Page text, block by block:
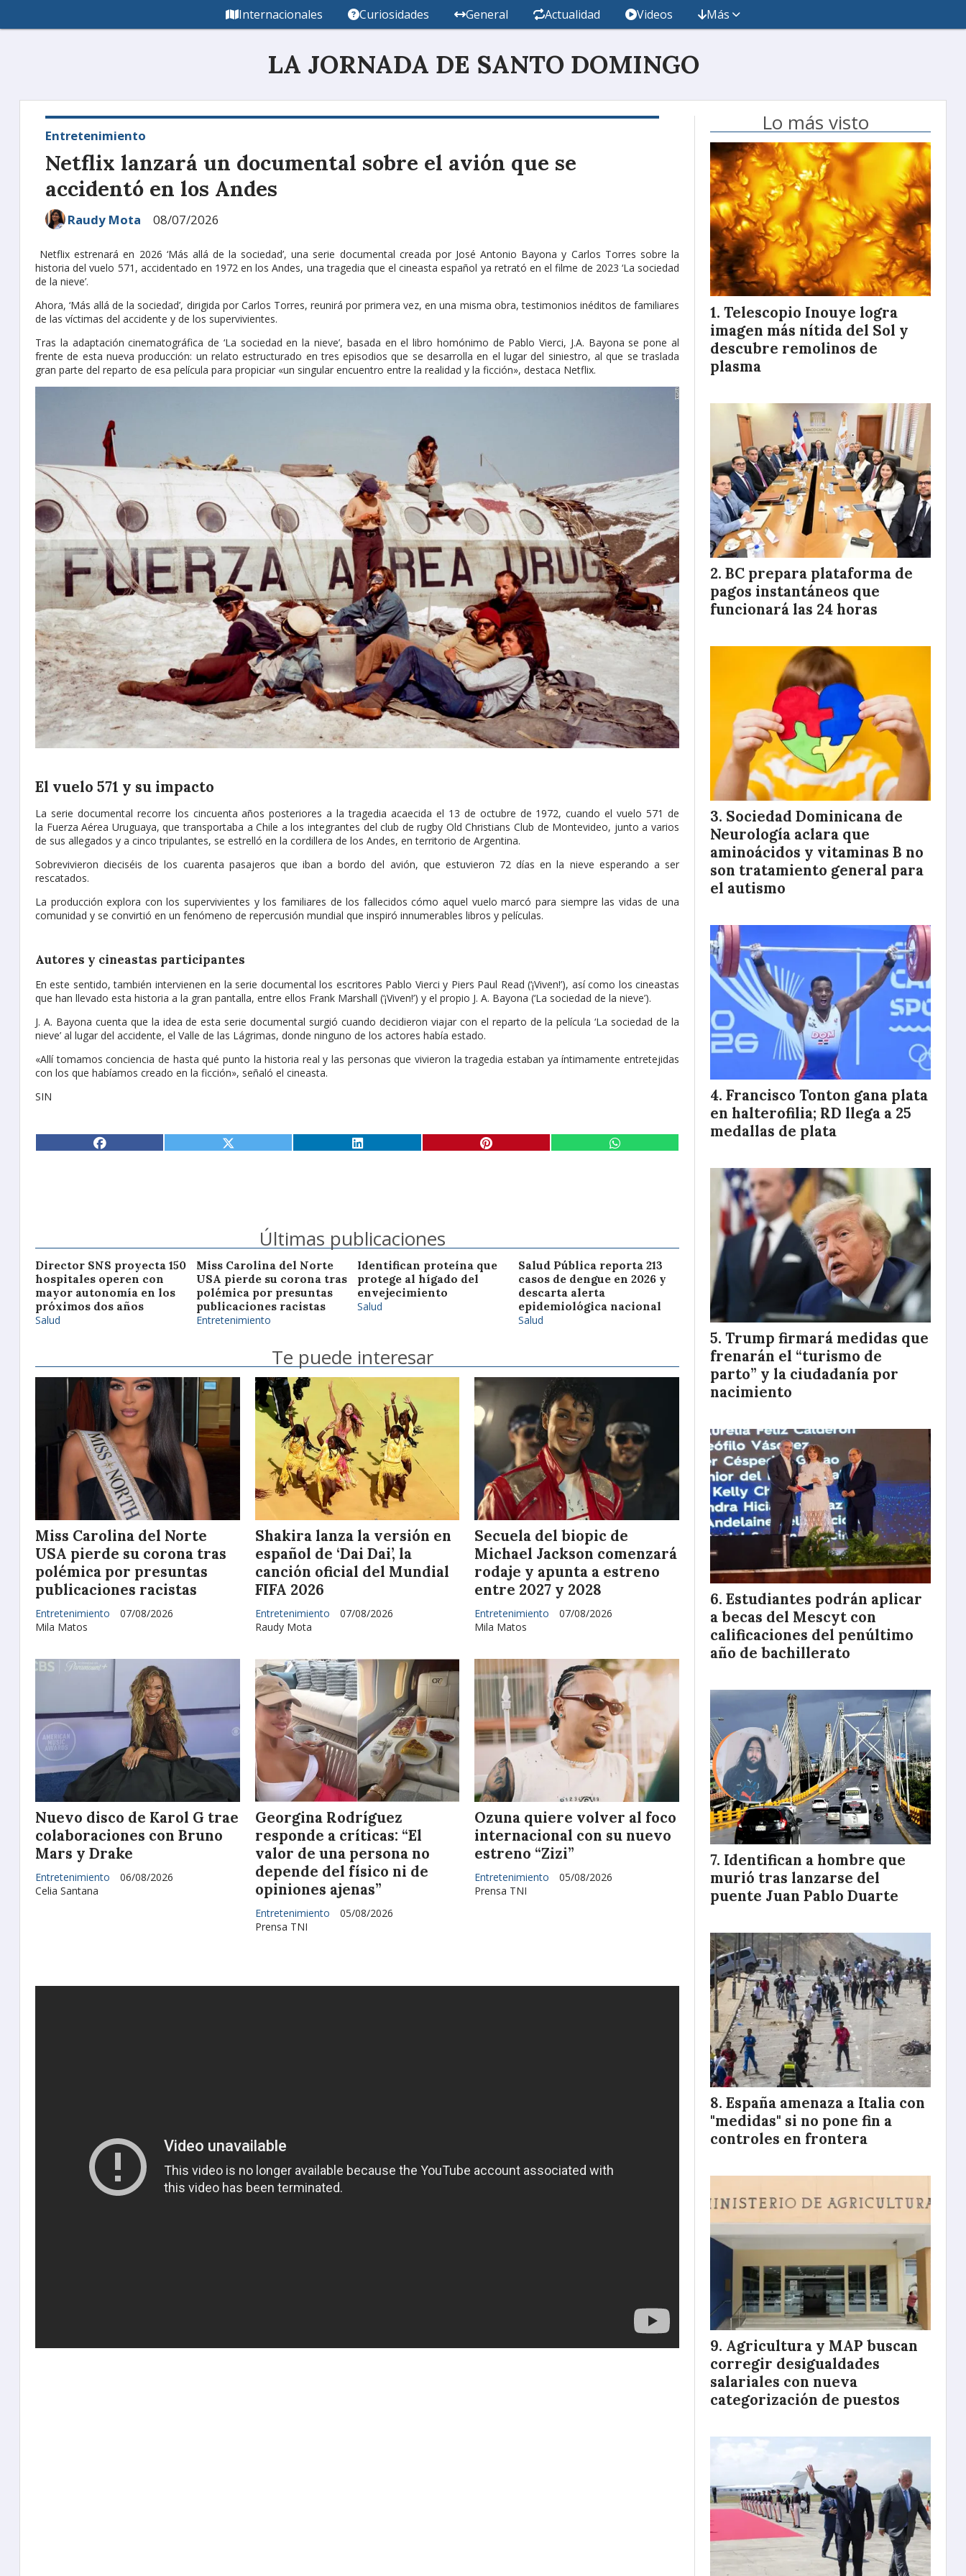
LA JORNADA DE SANTO DOMINGO
Internacionales Curiosidades General Actualidad Videos Más
Netflix lanzará un documental sobre el avión que se
accidentó en los Andes
Entretenimiento
08/07/2026
Raudy Mota
Netflix estrenará en 2026 ‘Más allá de la sociedad’, una serie documental creada por José Antonio Bayona y Carlos Torres sobre la
historia del vuelo 571, accidentado en 1972 en los Andes, una tragedia que el cineasta español ya retrató en el filme de 2023 ‘La sociedad
de la nieve’.
Ahora, ‘Más allá de la sociedad’, dirigida por Carlos Torres, reunirá por primera vez, en una misma obra, testimonios inéditos de familiares
de las víctimas del accidente y de los supervivientes.
Tras la adaptación cinematográfica de ‘La sociedad en la nieve’, basada en el libro homónimo de Pablo Vierci, J.A. Bayona se pone al
frente de esta nueva producción: un relato estructurado en tres episodios que se desarrolla en el lugar del siniestro, al que se traslada
gran parte del reparto de esa película para propiciar «un singular encuentro entre la realidad y la ficción», destaca Netflix.
El vuelo 571 y su impacto
La serie documental recorre los cincuenta años posteriores a la tragedia acaecida el 13 de octubre de 1972, cuando el vuelo 571 de
la Fuerza Aérea Uruguaya, que transportaba a Chile a los integrantes del club de rugby Old Christians Club de Montevideo, junto a varios
de sus allegados y a cinco tripulantes, se estrelló en la cordillera de los Andes, en territorio de Argentina.
Sobrevivieron dieciséis de los cuarenta pasajeros que iban a bordo del avión, que estuvieron 72 días en la nieve esperando a ser
rescatados.
La producción explora con los supervivientes y los familiares de los fallecidos cómo aquel vuelo marcó para siempre las vidas de una
comunidad y se convirtió en un fenómeno de repercusión mundial que inspiró innumerables libros y películas.
Autores y cineastas participantes
En este sentido, también intervienen en la serie documental los escritores Pablo Vierci y Piers Paul Read (‘¡Viven!’), así como los cineastas
que han llevado esta historia a la gran pantalla, entre ellos Frank Marshall (‘¡Viven!’) y el propio J. A. Bayona (‘La sociedad de la nieve’).
J. A. Bayona cuenta que la idea de esta serie documental surgió cuando decidieron viajar con el reparto de la película ‘La sociedad de la
nieve’ al lugar del accidente, el Valle de las Lágrimas, donde ninguno de los actores había estado.
«Allí tomamos conciencia de hasta qué punto la historia real y las personas que vivieron la tragedia estaban ya íntimamente entretejidas
con los que habíamos creado en la ficción», señaló el cineasta.
SIN
Últimas publicaciones
Director SNS proyecta 150
hospitales operen con
mayor autonomía en los
próximos dos años
Salud
Miss Carolina del Norte
USA pierde su corona tras
polémica por presuntas
publicaciones racistas
Entretenimiento
Identifican proteína que
protege al hígado del
envejecimiento
Salud
Salud Pública reporta 213
casos de dengue en 2026 y
descarta alerta
epidemiológica nacional
Salud
Te puede interesar
Miss Carolina del Norte
USA pierde su corona tras
polémica por presuntas
publicaciones racistas
Mila Matos
Entretenimiento 07/08/2026
Shakira lanza la versión en
español de ‘Dai Dai’, la
canción oficial del Mundial
FIFA 2026
Raudy Mota
Entretenimiento 07/08/2026
Secuela del biopic de
Michael Jackson comenzará
rodaje y apunta a estreno
entre 2027 y 2028
Mila Matos
Entretenimiento 07/08/2026
Nuevo disco de Karol G trae
colaboraciones con Bruno
Mars y Drake
Celia Santana
Entretenimiento 06/08/2026
Georgina Rodríguez
responde a críticas: “El
valor de una persona no
depende del físico ni de
opiniones ajenas”
Prensa TNI
Entretenimiento 05/08/2026
Ozuna quiere volver al foco
internacional con su nuevo
estreno “Zizi”
Prensa TNI
Entretenimiento 05/08/2026
Lo más visto
Telescopio Inouye logra
imagen más nítida del Sol y
descubre remolinos de
plasma
BC prepara plataforma de
pagos instantáneos que
funcionará las 24 horas
Sociedad Dominicana de
Neurología aclara que
aminoácidos y vitaminas B no
son tratamiento general para
el autismo
Francisco Tonton gana plata
en halterofilia; RD llega a 25
medallas de plata
Trump firmará medidas que
frenarán el “turismo de
parto” y la ciudadanía por
nacimiento
Estudiantes podrán aplicar
a becas del Mescyt con
calificaciones del penúltimo
año de bachillerato
Identifican a hombre que
murió tras lanzarse del
puente Juan Pablo Duarte
España amenaza a Italia con
"medidas" si no pone fin a
controles en frontera
Agricultura y MAP buscan
corregir desigualdades
salariales con nueva
categorización de puestos